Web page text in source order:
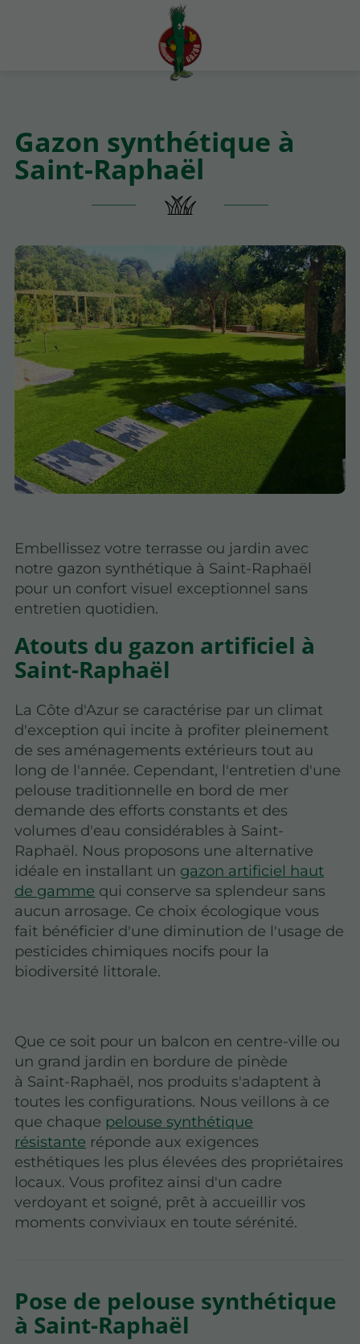
Gazon synthétique à
Saint-Raphaël
Embellissez votre terrasse ou jardin avec
notre gazon synthétique à Saint-Raphaël
pour un confort visuel exceptionnel sans
entretien quotidien.
Atouts du gazon artificiel à
Saint-Raphaël
La Côte d'Azur se caractérise par un climat
d'exception qui incite à profiter pleinement
de ses aménagements extérieurs tout au
long de l'année. Cependant, l'entretien d'une
pelouse traditionnelle en bord de mer
demande des efforts constants et des
volumes d'eau considérables à Saint-
Raphaël. Nous proposons une alternative
idéale en installant un gazon artificiel haut
de gamme qui conserve sa splendeur sans
aucun arrosage. Ce choix écologique vous
fait bénéficier d'une diminution de l'usage de
pesticides chimiques nocifs pour la
biodiversité littorale.
Que ce soit pour un balcon en centre-ville ou
un grand jardin en bordure de pinède
à Saint-Raphaël, nos produits s'adaptent à
toutes les configurations. Nous veillons à ce
que chaque pelouse synthétique
résistante réponde aux exigences
esthétiques les plus élevées des propriétaires
locaux. Vous profitez ainsi d'un cadre
verdoyant et soigné, prêt à accueillir vos
moments conviviaux en toute sérénité.
Pose de pelouse synthétique
à Saint-Raphaël